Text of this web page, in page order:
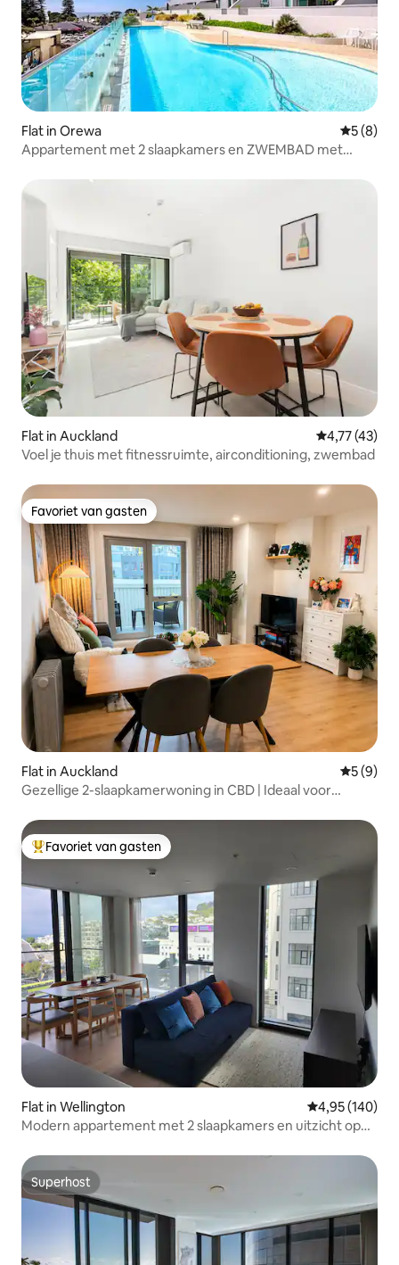
Flat in Orewa
5 (8)
Appartement met 2 slaapkamers en ZWEMBAD met
Flat in Auckland Gemiddelde
4,77 (43)
Voel je thuis met fitnessruimte, airconditioning, zwembad
Favoriet van gasten
Favoriet van gasten
Flat in Auckland
5 (9)
Gezellige 2-slaapkamerwoning in CBD | Ideaal voor
Topfavoriet van gasten
Favoriet van gasten
Flat in Wellington Gemiddelde
4,95 (140)
Modern appartement met 2 slaapkamers en uitzicht op
Superhost
Superhost